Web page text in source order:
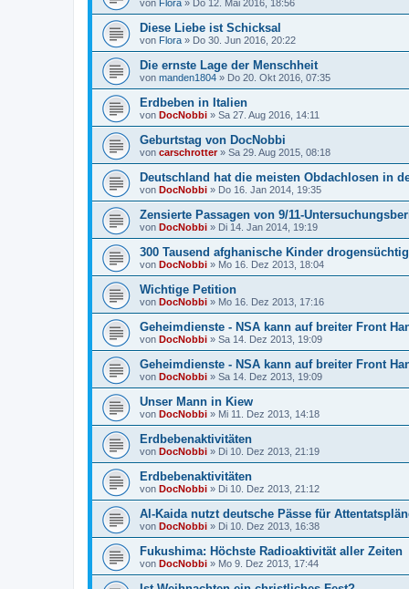
von Flora » Do 12. Mai 2016, 18:56
Diese Liebe ist Schicksal
von Flora » Do 30. Jun 2016, 20:22
Die ernste Lage der Menschheit
von manden1804 » Do 20. Okt 2016, 07:35
Erdbeben in Italien
von DocNobbi » Sa 27. Aug 2016, 14:11
Geburtstag von DocNobbi
von carschrotter» Sa 29. Aug 2015, 08:18
Deutschland hat die meisten Obdachlosen in
von DocNobbi » Do 16. Jan 2014, 19:35
Zensierte Passagen von 9/11-
von DocNobbi » Di 14. Jan 2014, 19:19
300 Tausend afghanische Kinder drogensüchtig
von DocNobbi » Mo 16. Dez 2013, 18:04
Wichtige Petition
von DocNobbi » Mo 16. Dez 2013, 17:16
Geheimdienste - NSA kann auf breiter Front
von DocNobbi » Sa 14. Dez 2013, 19:09
Geheimdienste - NSA kann auf breiter Front
von DocNobbi » Sa 14. Dez 2013, 19:09
Unser Mann in Kiew
von DocNobbi » Mi 11. Dez 2013, 14:18
Erdbebenaktivitäten
von DocNobbi » Di 10. Dez 2013, 21:19
Erdbebenaktivitäten
von DocNobbi » Di 10. Dez 2013, 21:12
Al-Kaida nutzt deutsche Pässe für
von DocNobbi » Di 10. Dez 2013, 16:38
Fukushima: Höchste Radioaktivität aller Zeiten
von DocNobbi » Mo 9. Dez 2013, 17:44